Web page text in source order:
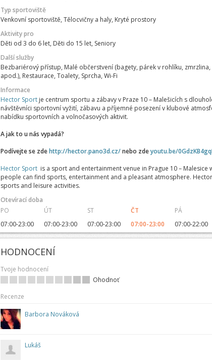
Typ sportoviště
Venkovní sportoviště, Tělocvičny a haly, Kryté prostory
Aktivity pro
Děti od 3 do 6 let, Děti do 15 let, Seniory
Další služby
Bezbariérový přístup, Malé občerstvení (bagety, párek v rohlíku,
apod.), Restaurace, Toalety, Sprcha, Wi-Fi
Informace
Hector Sportje centrum sportu a zábavy v Praze 10 – Malešicích s
návštěvníci sportovní vyžití, zábavu a příjemné posezení v klubové
nabídku sportovních a volnočasových aktivit.
A jak to u nás vypadá?
Podívejte se zdehttp://hector.pano3d.cz/nebo zdeyoutu.be/
Hector Sportis a sport and entertainment venue in Prague 10 – Malesice
people can find sports, entertainment and a pleasant atmosphere.
sports and leisure activities.
Otevírací doba
PO
ÚT ST ČT PÁ
07:00-23:00
07:00-23:00 07:00-23:00 07:00-23:00 07:00-22:00
HODNOCENÍ
Tvoje hodnocení
Ohodnoť
Recenze
Barbora Nováková
Lukáš